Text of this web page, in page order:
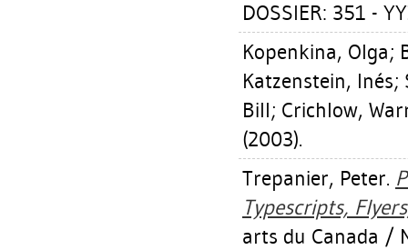
DOSSIER: 351 -
Kopenkina, Olga;
Katzenstein, Inés;
Bill; Crichlow,
(2003).
Trepanier, Peter.
Typescripts,
arts du Canada /